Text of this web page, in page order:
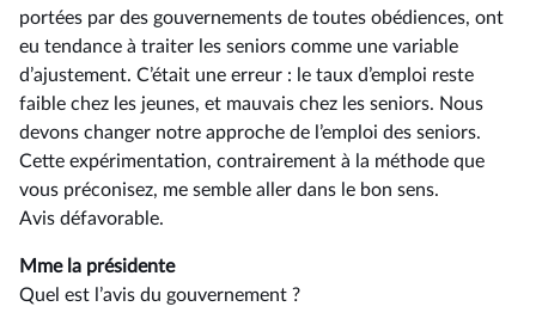
portées par des gouvernements de toutes obédiences, ont
eu tendance à traiter les seniors comme une variable
d’ajustement. C’était une erreur : le taux d’emploi reste
faible chez les jeunes, et mauvais chez les seniors. Nous
devons changer notre approche de l’emploi des seniors.
Cette expérimentation, contrairement à la méthode que
vous préconisez, me semble aller dans le bon sens.
Avis défavorable.
Mme la présidente
Quel est l’avis du gouvernement ?